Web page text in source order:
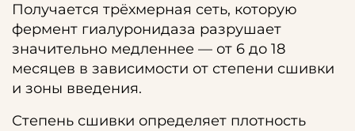
Получается трёхмерная сеть, которую
фермент гиалуронидаза разрушает
значительно медленнее — от 6 до 18
месяцев в зависимости от степени сшивки
и зоны введения.
Степень сшивки определяет плотность